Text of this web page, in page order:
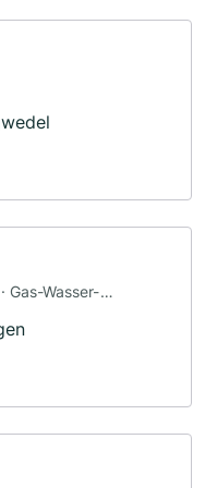
Gas-Wasser-